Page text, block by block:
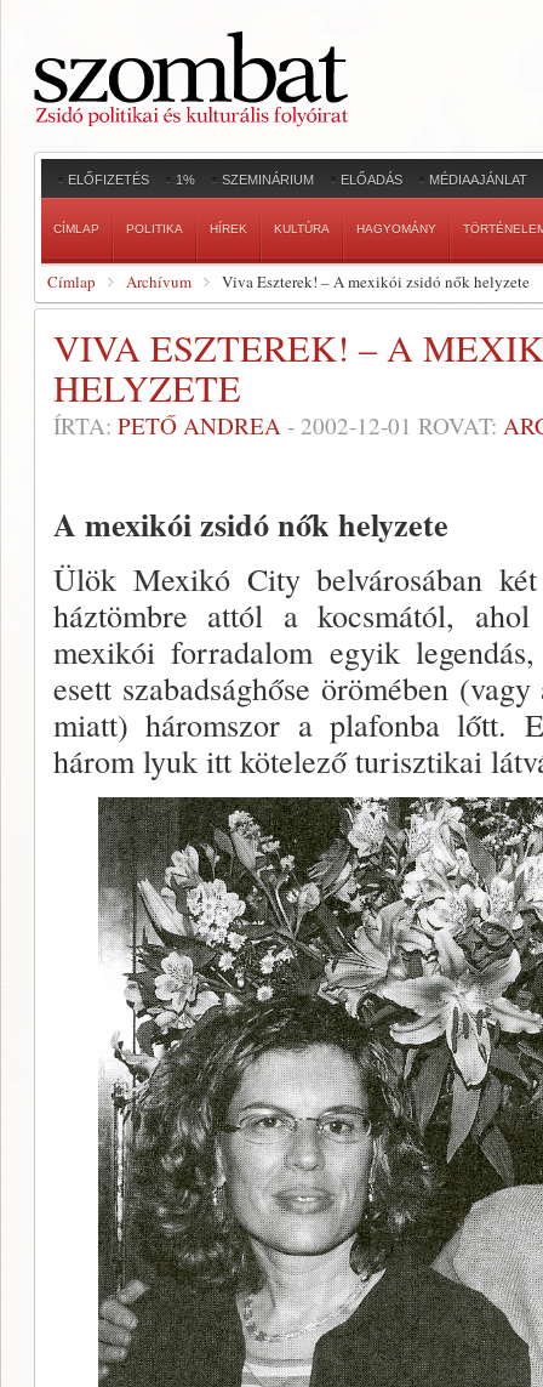
ELŐFIZETÉS 1% SZEMINÁRIUM ELŐADÁS MÉDIAAJÁNLAT
CÍMLAP POLITIKA HÍREK KULTÚRA HAGYOMÁNY
Címlap Archívum Viva Eszterek! – A mexikói zsidó nők helyzete
VIVA ESZTEREK! – A
HELYZETE
ÍRTA: PETŐ ANDREA - 2002-12-01 ROVAT:
A mexikói zsidó nők helyzete
Ülök Mexikó City belvárosában
háztömbre attól a kocsmától,
mexikói forradalom egyik
esett szabad­sághőse örömében
miatt) háromszor a plafon­ba lőtt.
három lyuk itt kötelező turisztikai